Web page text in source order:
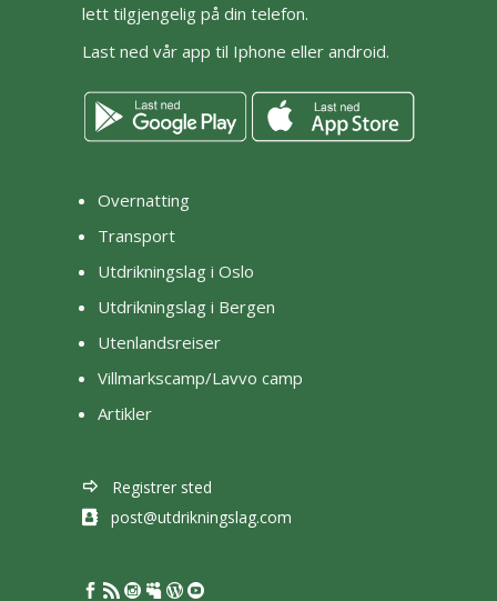
lett tilgjengelig på din telefon.
Last ned vår app til Iphone eller android.
Overnatting
Transport
Utdrikningslag i Oslo
Utdrikningslag i Bergen
Utenlandsreiser
Villmarkscamp/Lavvo camp
Artikler
Registrer sted
post@utdrikningslag.com